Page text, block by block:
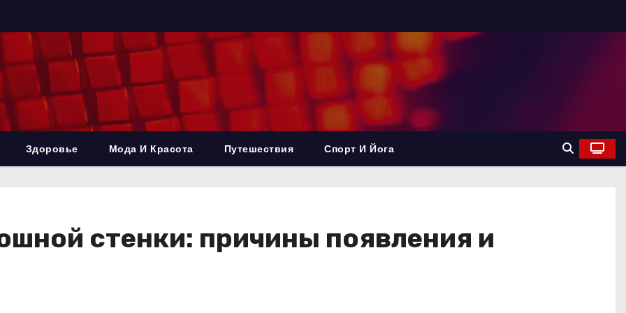
Здоровье Мода И Красота Путешествия Спорт И Йога
стенки: причины появления и